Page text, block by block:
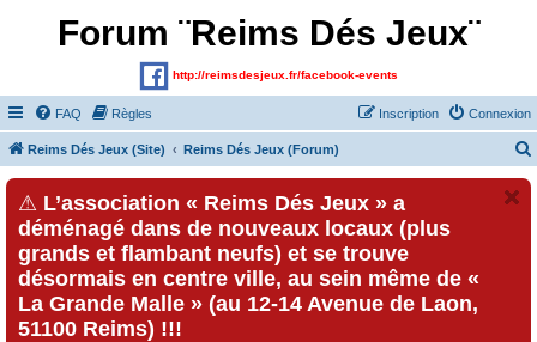
Forum ¨Reims Dés Jeux¨
http://reimsdesjeux.fr/facebook-events
FAQ Règles Connexion
Inscription
Reims Dés Jeux (Site) Reims Dés Jeux (Forum)
⚠ L’association « Reims Dés Jeux » a
déménagé dans de nouveaux locaux (plus
grands et flambant neufs) et se trouve
désormais en centre ville, au sein même de «
La Grande Malle » (au 12-14 Avenue de Laon,
51100 Reims) !!!